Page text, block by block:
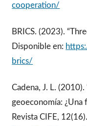
cooperation/
BRICS. (2023).
Disponible en:
brics/
Cadena, J. L.
geoeconomía: ¿Una
Revista CIFE,